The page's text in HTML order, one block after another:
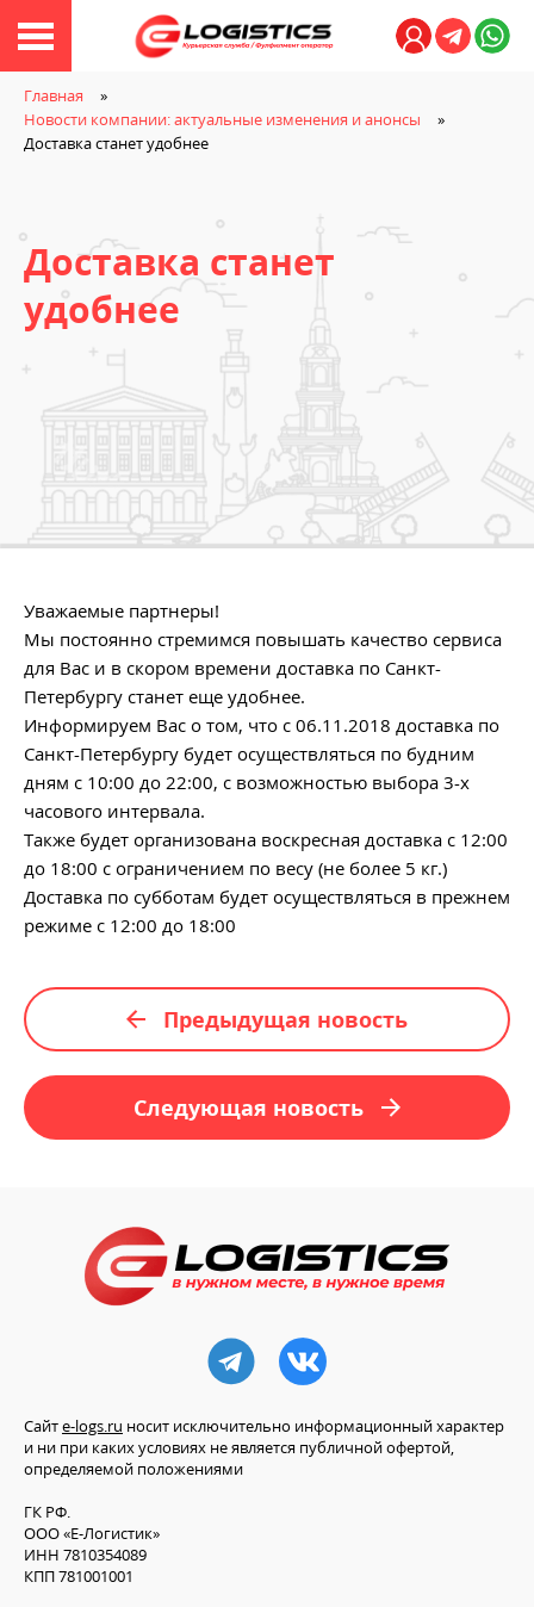
Личный
Главная
Новости компании: актуальные изменения и анонсы
Доставка станет удобнее
Доставка станет
удобнее
Уважаемые партнеры!
Мы постоянно стремимся повышать качество сервиса
для Вас и в скором времени доставка по Санкт-
Петербургу станет еще удобнее.
Информируем Вас о том, что с 06.11.2018 доставка по
Санкт-Петербургу будет осуществляться по будним
дням с 10:00 до 22:00, с возможностью выбора 3-х
часового интервала.
Также будет организована воскресная доставка с 12:00
до 18:00 с ограничением по весу (не более 5 кг.)
Доставка по субботам будет осуществляться в прежнем
режиме с 12:00 до 18:00
Предыдущая новость
Следующая новость
Ссылка на телеграм
Ссылка на VK
Сайтe-logs.ru носит исключительно информационный характер
и ни при каких условиях не является публичной офертой,
определяемой положениями
ГК РФ.
ООО «Е-Логистик»
ИНН 7810354089
КПП 781001001